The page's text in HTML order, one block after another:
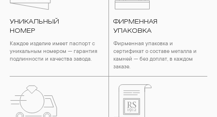
УНИКАЛЬНЫЙ
НОМЕР
Каждое изделие имеет паспорт с
уникальным номером — гарантия
подлинности и качества завода.
ФИРМЕННАЯ
УПАКОВКА
Фирменная упаковка и
сертификат о составе металла и
камней — без доплат, в каждом
заказе.